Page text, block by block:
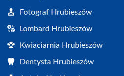
Fotograf Hrubieszów
Lombard Hrubieszów
Kwiaciarnia Hrubieszów
Dentysta Hrubieszów